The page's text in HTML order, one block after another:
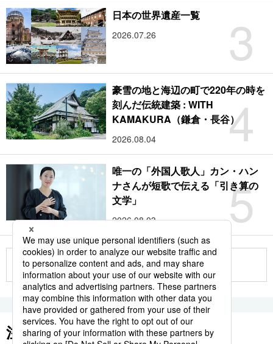
3
日本の世界遺産一覧
2026.07.26
4
豪雪の地と海辺の町で220年の時を
刻んだ伝統建築 : WITH
KAMAKURA（鎌倉・長谷）
2026.08.04
5
唯一の「外国人歌人」カン・ハン
ナさんが短歌で伝える「引き算の
文学」
2026.08.03
もっと見る
注目のキーワード